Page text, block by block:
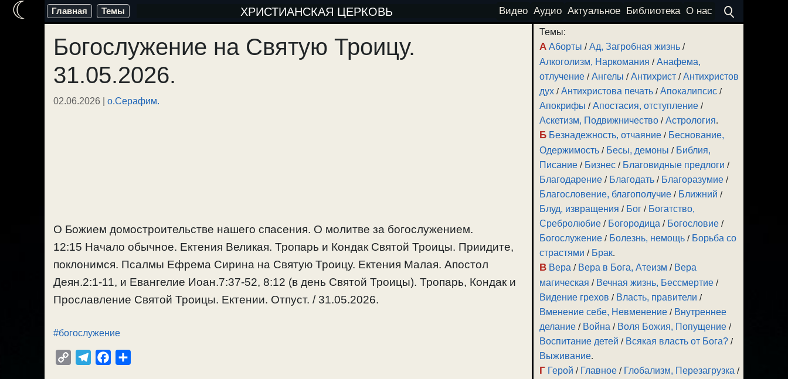
Перейти
содержимому
Главная Темы ХРИСТИАНСКАЯ ЦЕРКОВЬ Видео Аудио Актуальное Библиотека О нас
Богослужение на Святую Троицу.
31.05.2026.
02.06.2026 | о.Серафим.
О Божием домостроительстве нашего спасения. О молитве за богослужением.
12:15 Начало обычное. Ектения Великая. Тропарь и Кондак Святой Троицы. Приидите,
поклонимся. Псалмы Ефрема Сирина на Святую Троицу. Ектения Малая. Апостол
Деян.2:1-11, и Евангелие Иоан.7:37-52, 8:12 (в день Святой Троицы). Тропарь, Кондак и
Прославление Святой Троицы. Ектении. Отпуст. / 31.05.2026.
#богослужение
Темы:
А Аборты /Ад, Загробная жизнь /
Алкоголизм, Наркомания /Анафема,
отлучение /Ангелы /Антихрист /Антихристов
дух /Антихристова печать /Апокалипсис /
Апокрифы /Апостасия, отступление /
Аскетизм, Подвижничество /Астрология.
Б Безнадежность, отчаяние / Беснование,
Одержимость / Бесы, демоны / Библия,
Писание / Бизнес / Благовидные предлоги /
Благодарение / Благодать / Благоразумие /
Благословение, благополучие / Ближний /
Блуд, извращения / Бог / Богатство,
Сребролюбие / Богородица / Богословие /
Богослужение / Болезнь, немощь / Борьба со
страстями / Брак.
В Вера / Вера в Бога, Атеизм / Вера
магическая / Вечная жизнь, Бессмертие /
Видение грехов / Власть, правители /
Вменение себе, Невменение / Внутреннее
делание / Война / Воля Божия, Попущение /
Воспитание детей / Всякая власть от Бога? /
Выживание.
Г Герой / Главное / Глобализм, Перезагрузка /
☾